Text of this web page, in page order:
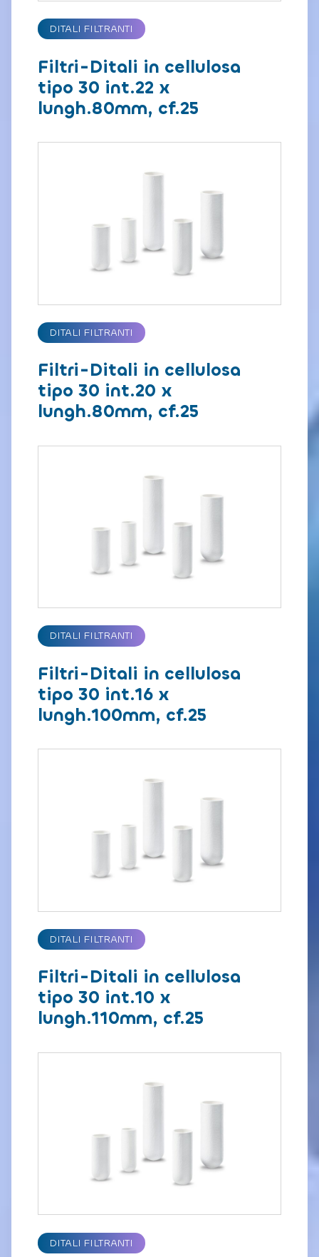
DITALI FILTRANTI
Filtri-Ditali in cellulosa
tipo 30 int.22 x
lungh.80mm, cf.25
DITALI FILTRANTI
Filtri-Ditali in cellulosa
tipo 30 int.20 x
lungh.80mm, cf.25
DITALI FILTRANTI
Filtri-Ditali in cellulosa
tipo 30 int.16 x
lungh.100mm, cf.25
DITALI FILTRANTI
Filtri-Ditali in cellulosa
tipo 30 int.10 x
lungh.110mm, cf.25
DITALI FILTRANTI